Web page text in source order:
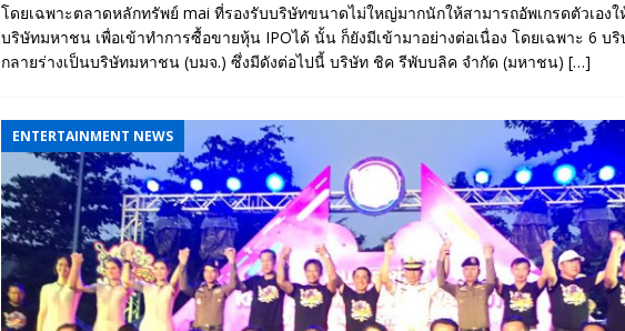
โดยเฉพาะตลาดหลักทรัพย์ mai ที่รองรับบริษัทขนาดไม่ใหญ่มากนักให้สามารถอัพเกรดตัวเองใ
บริษัทมหาชน เพื่อเข้าทำการซื้อขายหุ้น IPOได้ นั้น ก็ยังมีเข้ามาอย่างต่อเนื่อง โดยเฉพาะ 6 บ
กลายร่างเป็นบริษัทมหาชน (บมจ.) ซึ่งมีดังต่อไปนี้ บริษัท ชิค รีพับบลิค จำกัด (มหาชน) […]
ENTERTAINMENT NEWS